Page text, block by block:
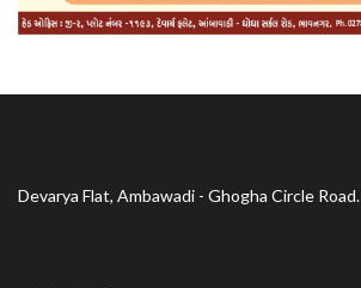
Devarya Flat, Ambawadi - Ghogha Circle Road.